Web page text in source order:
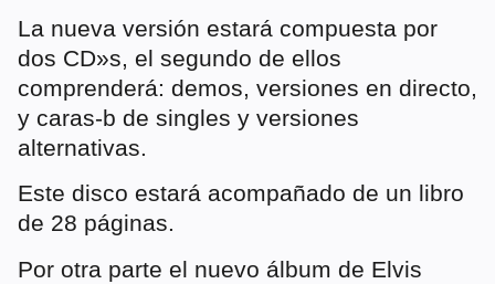
La nueva versión estará compuesta por
dos CD»s, el segundo de ellos
comprenderá: demos, versiones en directo,
y caras-b de singles y versiones
alternativas.
Este disco estará acompañado de un libro
de 28 páginas.
Por otra parte el nuevo álbum de Elvis